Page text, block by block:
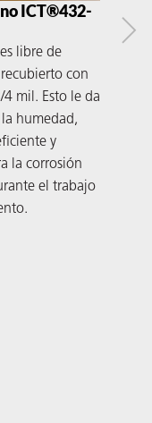
ICT®432-
libre de
con
mil. Esto le da
humedad,
y
la corrosión
el trabajo